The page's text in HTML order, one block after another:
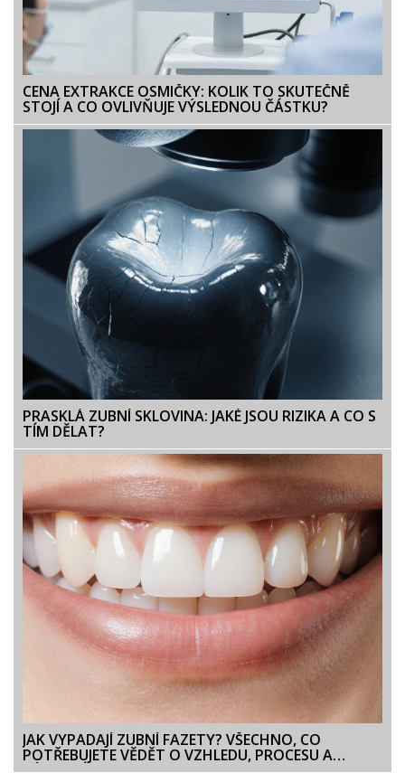
CENA EXTRAKCE OSMIČKY: KOLIK TO SKUTEČNĚ
STOJÍ A CO OVLIVŇUJE VÝSLEDNOU ČÁSTKU?
PRASKLÁ ZUBNÍ SKLOVINA: JAKÉ JSOU RIZIKA A CO S
TÍM DĚLAT?
JAK VYPADAJÍ ZUBNÍ FAZETY? VŠECHNO, CO
POTŘEBUJETE VĚDĚT O VZHLEDU, PROCESU A